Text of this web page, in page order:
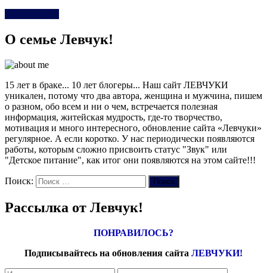
О семье Левчук!
15 лет в браке... 10 лет блогеры... Наш сайт ЛЕВЧУКИ
уникален, потому что два автора, женщина и мужчина, пишем
о разном, обо всем и ни о чем, встречается полезная
информация, житейская мудрость, где-то творчество,
мотивация и много интересного, обновление сайта «Левчуки»
регулярное. А если коротко. У нас периодически появляются
работы, которым сложно присвоить статус "Звук" или
"Детское питание", как итог они появляются на этом сайте!!!
Поиск: Поиск
Рассылка от Левчук!
ПОНРАВИЛОСЬ?
Подписывайтесь на обновления сайта ЛЕВЧУКИ!